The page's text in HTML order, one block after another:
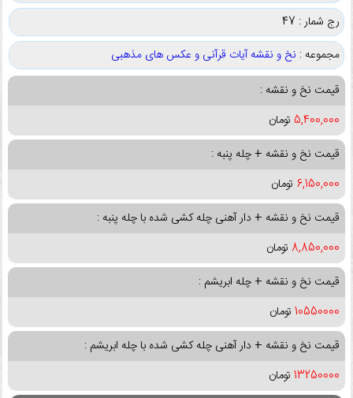
رج شمار : 47
مجموعه : نخ و نقشه آیات قرآنی و عکس های مذهبی
قیمت نخ و نقشه :
5,400,000 تومان
قیمت نخ و نقشه + چله پنبه :
6,150,000 تومان
قیمت نخ و نقشه + دار آهنی چله کشی شده با چله پنبه :
8,850,000 تومان
قیمت نخ و نقشه + چله ابریشم :
10550000 تومان
قیمت نخ و نقشه + دار آهنی چله کشی شده با چله ابریشم :
13250000 تومان